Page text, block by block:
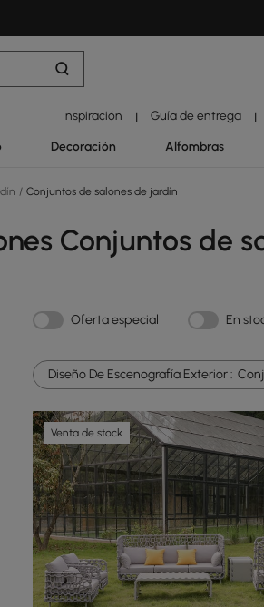
Inspiración | Guía de entrega |
Decoración Alfombras
/ Conjuntos de salones de jardín
Conjuntos de
Oferta especial En
Diseño De Escenografía Exterior :
Venta de stock